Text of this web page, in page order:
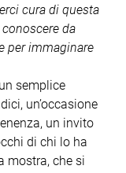
cura di questa
da
per immaginare
semplice
un’occasione
un invito
di chi lo ha
mostra, che si